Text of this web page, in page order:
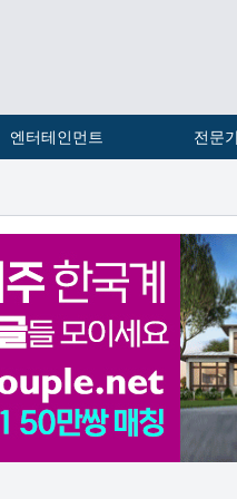
엔터테인먼트 전문